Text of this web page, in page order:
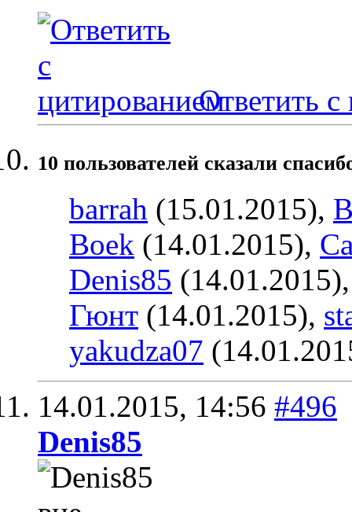
Ответить с
10 пользователей сказали
barrah (15.01.2015),
Boek (14.01.2015),
Denis85
Гюнт (14.01.2015),
yakudza07
14.01.2015, 14:56 #496
Denis85